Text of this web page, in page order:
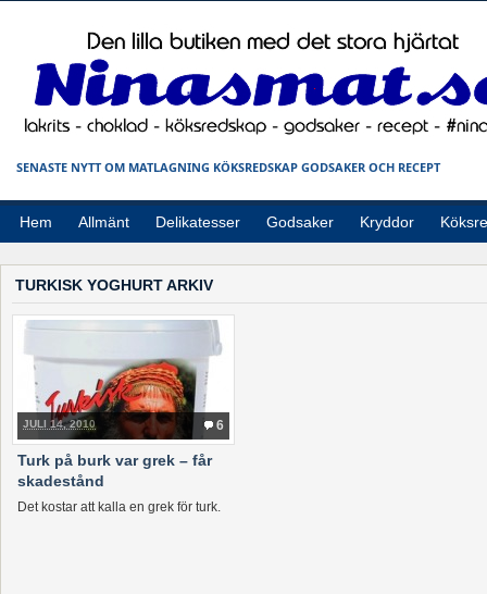
SENASTE NYTT OM MATLAGNING KÖKSREDSKAP GODSAKER OCH RECEPT
Hem Allmänt Delikatesser Godsaker Kryddor
TURKISK YOGHURT ARKIV
6
JULI 14, 2010
Turk på burk var grek – får
skadestånd
Det kostar att kalla en grek för turk.